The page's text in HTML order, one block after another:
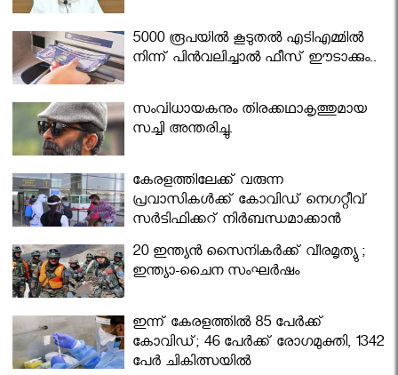
5000 രൂപയിൽ കൂടുതൽ എടിഎമ്മിൽ
നിന്ന് പിൻവലിച്ചാൽ ഫീസ് ഈടാക്കും..
സംവിധായകനും തിരക്കഥാകൃത്തുമായ
സച്ചി അന്തരിച്ചു.
കേരളത്തിലേക്ക് വരുന്ന
പ്രവാസികള്‍ക്ക് കോവിഡ് നെഗറ്റീവ്
സര്‍ട്ടിഫിക്കറ്റ് നിർബന്ധമാക്കാൻ
മന്ത്രിസഭ
20 ഇന്ത്യൻ സൈനികർക്ക് വീരമൃത്യു ;
ഇന്ത്യാ-ചൈന സംഘർഷം
ഇന്ന് കേരളത്തിൽ 85 പേർക്ക്
കോവിഡ്; 46 പേർക്ക് രോഗമുക്തി, 1342
പേർ ചികിത്സയിൽ